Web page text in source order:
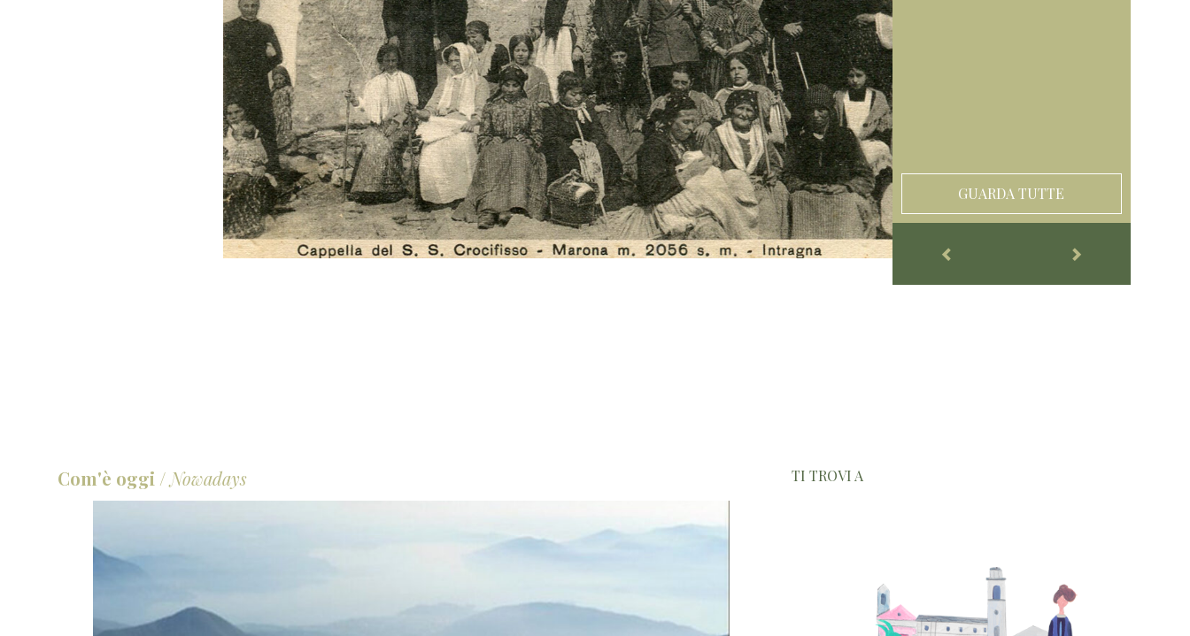
GUARDA TUTTE
Com'è oggi / Nowadays TI TROVI A